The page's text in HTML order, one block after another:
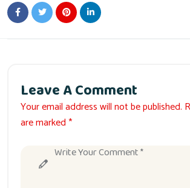
Leave A Comment
Your email address will not be published.
are marked *